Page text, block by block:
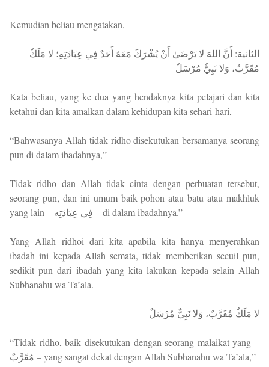
Kemudian beliau mengatakan,
الثانية: أَنَّ اللهَ لا يَرْضَىٰ أَنْ يُشْرَكَ مَعَهُ أَحَدٌ فِي عِبَادَتِهِ؛ لا مَلَكٌ
مُقَرَّبٌ، وَلا نَبِيٌّ مُرْسَلٌ
Kata beliau, yang ke dua yang hendaknya kita pelajari dan kita
ketahui dan kita amalkan dalam kehidupan kita sehari-hari,
“Bahwasanya Allah tidak ridho disekutukan bersamanya seorang
pun di dalam ibadahnya,”
Tidak ridho dan Allah tidak cinta dengan perbuatan tersebut,
seorang pun, dan ini umum baik pohon atau batu atau makhluk
yang lain – فِي عِبَادَتِه – di dalam ibadahnya.”
Yang Allah ridhoi dari kita apabila kita hanya menyerahkan
ibadah ini kepada Allah semata, tidak memberikan secuil pun,
sedikit pun dari ibadah yang kita lakukan kepada selain Allah
Subhanahu wa Ta’ala.
لا مَلَكٌ مُقَرَّبٌ، وَلا نَبِيٌّ مُرْسَلٌ
“Tidak ridho, baik disekutukan dengan seorang malaikat yang –
مُقَرَّبٌ – yang sangat dekat dengan Allah Subhanahu wa Ta’ala,”